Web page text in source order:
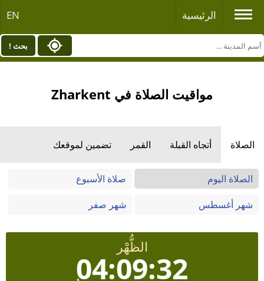
الرئيسية EN
بحث !
مواقيت الصلاة في Zharkent
الصلاة أتجاه القبلة القمر تضمين لموقعك
الصلاة اليوم
صلاة الأسبوع
شهر أغسطس
شهر صفر
الظُّهْر
04:09:31